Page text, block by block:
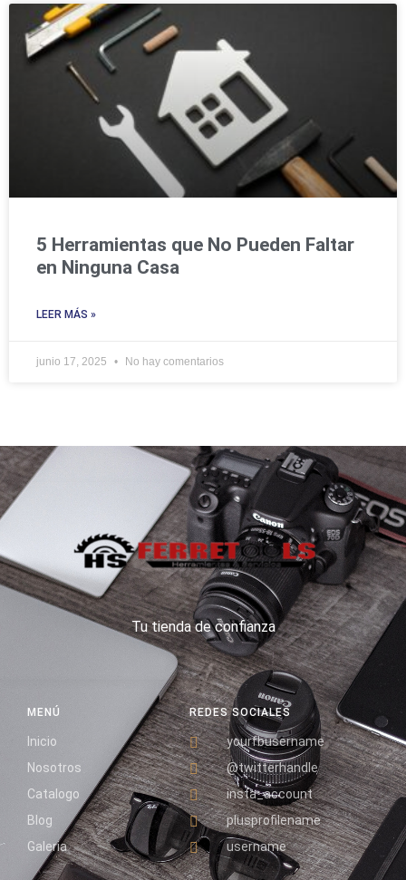
5 Herramientas que No Pueden Faltar
en Ninguna Casa
LEER MÁS »
junio 17, 2025 No hay comentarios
REDES SOCIALES
yourfbusername
@twitterhandle
insta_account
plusprofilename
username
MENÚ
Inicio
Nosotros
Catalogo
Blog
Galeria
Tu tienda de confianza